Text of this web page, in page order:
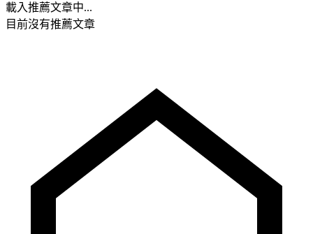
載入推薦文章中...
目前沒有推薦文章